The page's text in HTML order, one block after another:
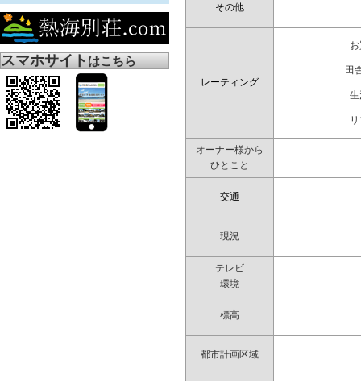
スマホサイトはこちら
その他
レーティング
田
オーナー様から
ひとこと
交通
現況
テレビ
環境
標高
都市計画区域